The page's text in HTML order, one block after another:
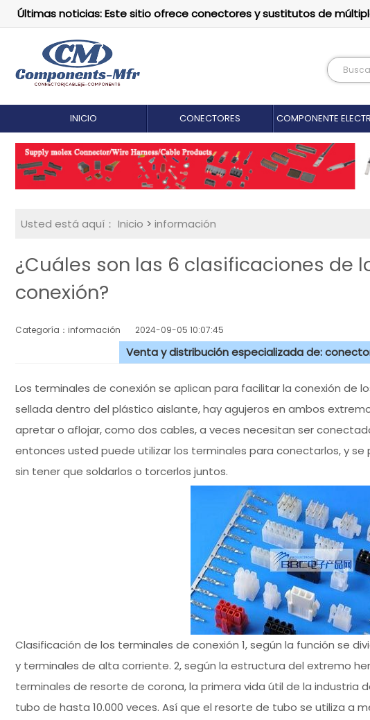
Últimas noticias: Este sitio ofrece conectores y sustitutos de
INICIO CONECTORES COMPONENTE
Usted está aquí： Inicio > información
¿Cuáles son las 6 clasificaciones de
conexión?
Categoría：información 2024-09-05 10:07:45
Venta y distribución especializada de:
Los terminales de conexión se aplican para facilitar la conexión de
sellada dentro del plástico aislante, hay agujeros en ambos
apretar o aflojar, como dos cables, a veces necesitan ser
entonces usted puede utilizar los terminales para conectarlos, y
sin tener que soldarlos o torcerlos juntos.
Clasificación de los terminales de conexión 1, según la función se
y terminales de alta corriente. 2, según la estructura del extremo
terminales de resorte de corona, la primera vida útil de la industria
tubo de hasta 10.000 veces. Así que el resorte de tubo se utiliza a